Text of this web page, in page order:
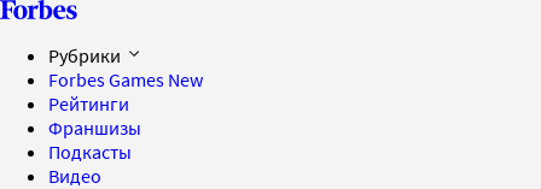
Рубрики
Forbes Games New
Рейтинги
Франшизы
Подкасты
Видео